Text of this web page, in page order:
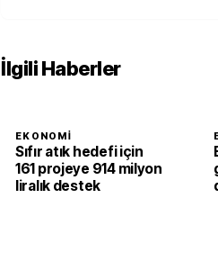
İlgili Haberler
EKONOMI
Sıfır atık hedefi için
161 projeye 914 milyon
liralık destek